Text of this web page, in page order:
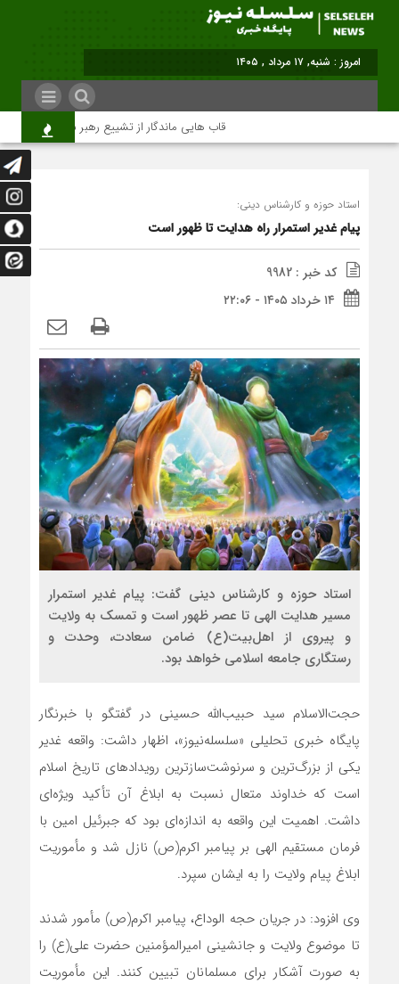
امروز : شنبه, ۱۷ مرداد , ۱۴۰۵
قاب هایی ماندگار از تشییع رهبر شهید در تهران
استاد حوزه و کارشناس دینی:
پیام غدیر استمرار راه هدایت تا ظهور است
کد خبر : 9982
۱۴ خرداد ۱۴۰۵ - ۲۲:۰۶
استاد حوزه و کارشناس دینی گفت: پیام غدیر استمرار
مسیر هدایت الهی تا عصر ظهور است و تمسک به ولایت
و پیروی از اهل‌بیت(ع) ضامن سعادت، وحدت و
رستگاری جامعه اسلامی خواهد بود.
حجت‌الاسلام سید حبیب‌الله حسینی در گفتگو با خبرنگار
پایگاه خبری تحلیلی «سلسله‌نیوز»، اظهار داشت: واقعه غدیر
یکی از بزرگ‌ترین و سرنوشت‌سازترین رویدادهای تاریخ اسلام
است که خداوند متعال نسبت به ابلاغ آن تأکید ویژه‌ای
داشت. اهمیت این واقعه به اندازه‌ای بود که جبرئیل امین با
فرمان مستقیم الهی بر پیامبر اکرم(ص) نازل شد و مأموریت
ابلاغ پیام ولایت را به ایشان سپرد.
وی افزود: در جریان حجه الوداع، پیامبر اکرم(ص) مأمور شدند
تا موضوع ولایت و جانشینی امیرالمؤمنین حضرت علی(ع) را
به صورت آشکار برای مسلمانان تبیین کنند. این مأموریت